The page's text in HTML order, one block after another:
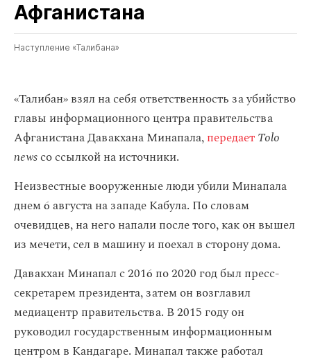
Афганистана
Наступление «Талибана»
«Талибан» взял на себя ответственность за убийство
главы информационного центра правительства
Афганистана Давакхана Минапала,передаетTolo
newsсо ссылкой на источники.
Неизвестные вооруженные люди убили Минапала
днем 6 августа на западе Кабула. По словам
очевидцев, на него напали после того, как он вышел
из мечети, сел в машину и поехал в сторону дома.
Давакхан Минапал с 2016 по 2020 год был пресс-
секретарем президента, затем он возглавил
медиацентр правительства. В 2015 году он
руководил государственным информационным
центром в Кандагаре. Минапал также работал